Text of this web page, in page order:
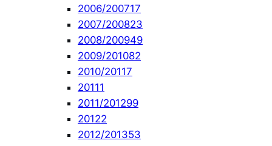
2006/200717
2007/200823
2008/200949
2009/201082
2010/20117
20111
2011/201299
20122
2012/201353